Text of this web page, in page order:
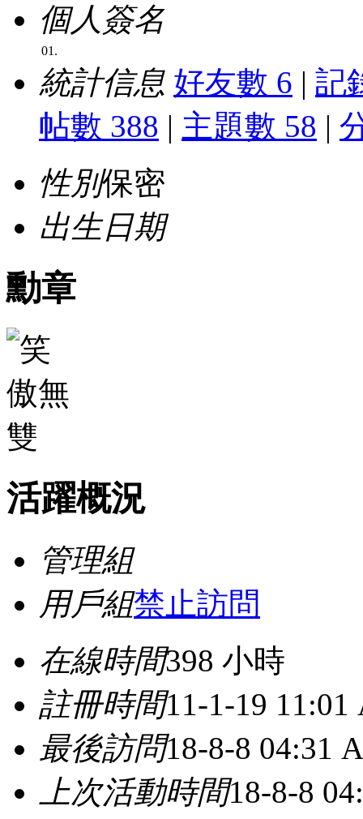
個人簽名
01.
統計信息 好友數 6 | 記
帖數 388 | 主題數 58 |
性別保密
出生日期
勳章
活躍概況
管理組
用戶組禁止訪問
在線時間398 小時
註冊時間11-1-19 11:01
最後訪問18-8-8 04:31
上次活動時間18-8-8